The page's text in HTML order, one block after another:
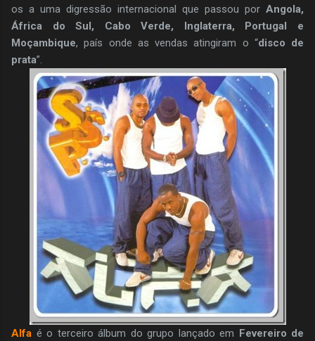
os a uma digressão internacional que passou por Angola,
África do Sul, Cabo Verde, Inglaterra, Portugal e
Moçambique, país onde as vendas atingiram o “disco de
prata”.
Alfa é o terceiro álbum do grupo lançado em Fevereiro de